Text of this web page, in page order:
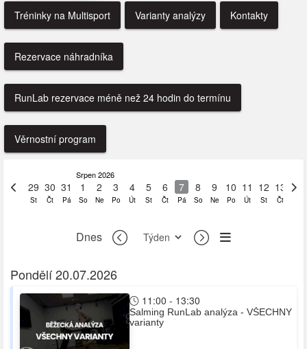
Tréninky na Multisport Varianty analýzy Kontakty
Rezervace náhradníka
RunLab rezervace méně než 24 hodin do termínu
Věrnostní program
28 29
St
30
Čt
31
Pá
1
So
Srpen 2026
2
Ne
3
Po
4
Út
5
St
6
Čt
7
Pá
8
So
9
Ne
10
Po
11
Út
12
St
13
Čt
14
Dnes
Pondělí 20.07.2026
11:00 - 13:30
Salming RunLab analýza - VŠECHNY
varianty